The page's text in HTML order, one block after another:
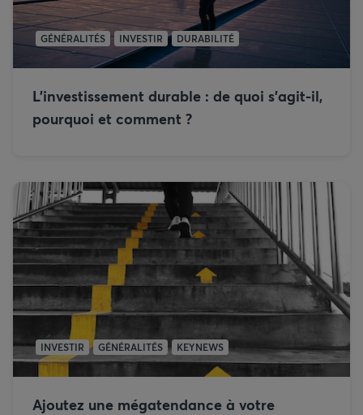
GÉNÉRALITÉS INVESTIR DURABILITÉ
L’investissement durable : de quoi s'agit-il,
pourquoi et comment ?
INVESTIR GÉNÉRALITÉS KEYNEWS
Ajoutez une mégatendance à votre